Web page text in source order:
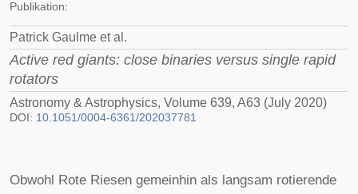
Publikation:
Patrick Gaulme et al.
Active red giants: close binaries versus single rapid
rotators
Astronomy & Astrophysics, Volume 639, A63 (July 2020)
DOI: 10.1051/0004-6361/202037781
Obwohl Rote Riesen gemeinhin als langsam rotierende